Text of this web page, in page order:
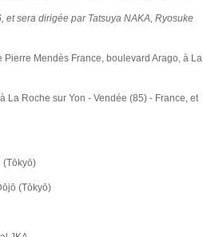
sera dirigée par Tatsuya NAKA, Ryosuke
Mendès France, boulevard Arago, à La
La Roche sur Yon - Vendée (85) - France, et
(Tōkyō)
(Tōkyō)